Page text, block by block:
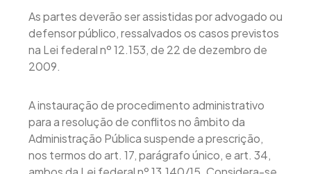
As partes deverão ser assistidas por advogado ou
defensor público, ressalvados os casos previstos
na Lei federal nº 12.153, de 22 de dezembro de
2009.
A instauração de procedimento administrativo
para a resolução de conflitos no âmbito da
Administração Pública suspende a prescrição,
nos termos do art. 17, parágrafo único, e art. 34,